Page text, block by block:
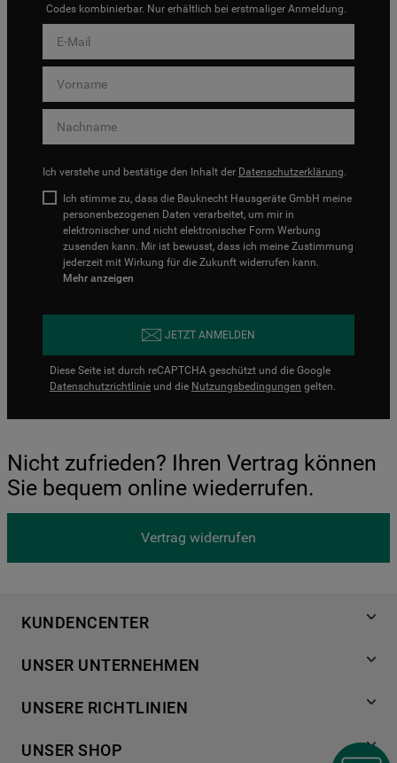
Codes kombinierbar. Nur erhältlich bei erstmaliger Anmeldung.
Ich verstehe und bestätige den Inhalt der Datenschutzerklärung.
Ich stimme zu, dass die Bauknecht Hausgeräte GmbH meine
personenbezogenen Daten verarbeitet, um mir in
elektronischer und nicht elektronischer Form Werbung
zusenden kann. Mir ist bewusst, dass ich meine Zustimmung
jederzeit mit Wirkung für die Zukunft widerrufen kann.
Mehr anzeigen
JETZT ANMELDEN
Diese Seite ist durch reCAPTCHA geschützt und die Google
Datenschutzrichtlinie und die Nutzungsbedingungen gelten.
Nicht zufrieden? Ihren Vertrag können
Sie bequem online wiederrufen.
Vertrag widerrufen
KUNDENCENTER
Händlersuche
Häufige Fragen
Kontakt
UNSER UNTERNEHMEN
Für Händler
Karriere
UNSERE RICHTLINIEN
Cookies
UNSER SHOP